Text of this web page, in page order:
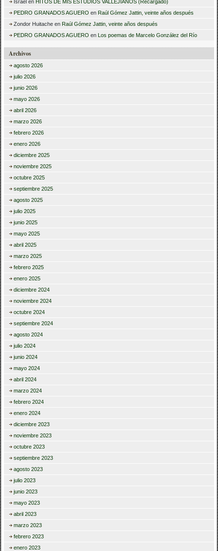
Israel en HITOS DE MIS ESTUDIOS VALLEJIANOS (Recargado)
PEDRO GRANADOS AGUERO en Raúl Gómez Jattin, veinte años después
Zondor Huitache en Raúl Gómez Jattin, veinte años después
PEDRO GRANADOS AGUERO en Los poemas de Marcelo González del Río
Archivos
agosto 2026
julio 2026
junio 2026
mayo 2026
abril 2026
marzo 2026
febrero 2026
enero 2026
diciembre 2025
noviembre 2025
octubre 2025
septiembre 2025
agosto 2025
julio 2025
junio 2025
mayo 2025
abril 2025
marzo 2025
febrero 2025
enero 2025
diciembre 2024
noviembre 2024
octubre 2024
septiembre 2024
agosto 2024
julio 2024
junio 2024
mayo 2024
abril 2024
marzo 2024
febrero 2024
enero 2024
diciembre 2023
noviembre 2023
octubre 2023
septiembre 2023
agosto 2023
julio 2023
junio 2023
mayo 2023
abril 2023
marzo 2023
febrero 2023
enero 2023